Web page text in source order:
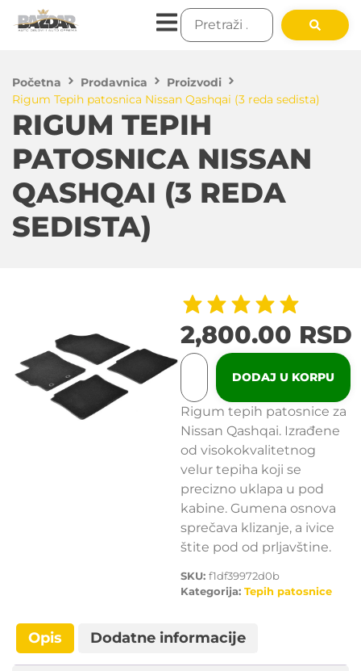
Početna Prodavnica
Proizvodi
Rigum Tepih patosnica Nissan Qashqai (3 reda sedista)
RIGUM TEPIH
PATOSNICA NISSAN
QASHQAI (3 REDA
SEDISTA)
2,800.00 RSD
DODAJ U KORPU
Rigum tepih patosnice za
Nissan Qashqai. Izrađene
od visokokvalitetnog
velur tepiha koji se
precizno uklapa u pod
kabine. Gumena osnova
sprečava klizanje, a ivice
štite pod od prljavštine.
SKU: f1df39972d0b
Kategorija: Tepih patosnice
Opis Dodatne informacije